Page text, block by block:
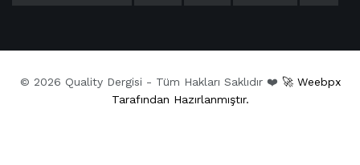
© 2026 Quality Dergisi - Tüm Hakları Saklıdır ❤️ 🚀 Weebpx
Tarafından Hazırlanmıştır.